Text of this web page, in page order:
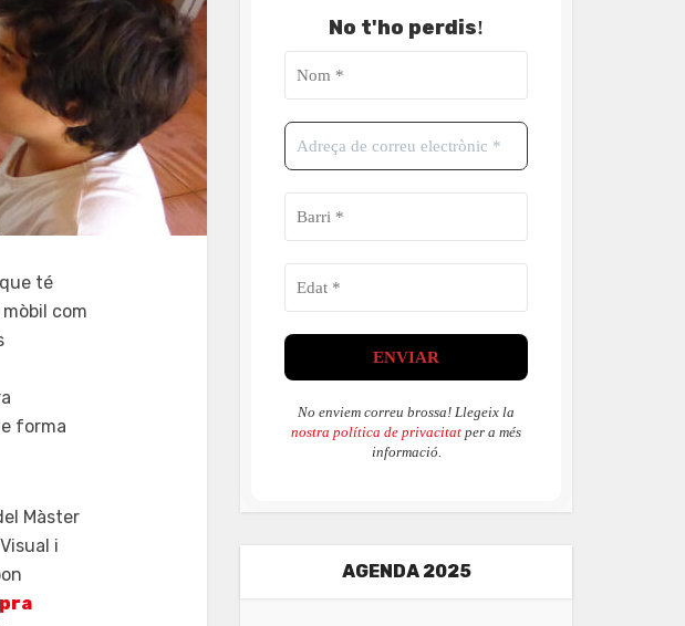
que té
com
forma
Màster
i
No t'ho perdis!
No enviem correu brossa! Llegeix la
nostra política de privacitat per a més
informació.
AGENDA 2025